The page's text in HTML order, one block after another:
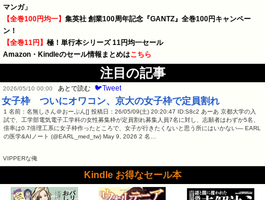
マンガ」
【全巻100円均一】 集英社 創業100周年記念『GANTZ』全巻100円キャンペー
ン！
【全巻11円】 極！単行本シリーズ 11円均一セール
Amazon・Kindleのセール情報まとめはこちら
注目の記事
2026/05/10 00:00 あとで読む 🐦Tweet
女子枠 ついにオワコン、京大の女子枠で定員割れ
1 名前：名無しさん＠おーぷん[] 投稿日：26/05/09(土) 20:20:47 ID:S8c2 あーあ 京都大学の入
試で、工学部電気電子工学科の女性募集枠が定員割れ募集人員7名に対し、志願者はわずか5名、
倍率は0.7倍理工系に女子枠作ったところで、女子が行きたくないと思う所にはいかない— EARL
の医学&AIノート (@EARL_med_tw) May 9, 2026 2 名…
VIPPERな俺
Kindle お得なセール本